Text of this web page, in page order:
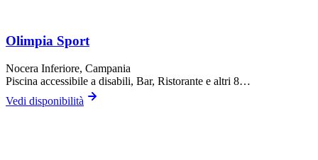
Olimpia Sport
Nocera Inferiore, Campania
Piscina accessibile a disabili, Bar, Ristorante e altri 8…
Vedi disponibilità